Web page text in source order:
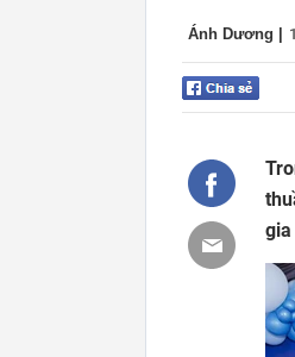
Ánh Dương